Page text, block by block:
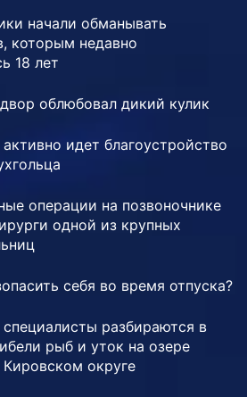
начали обманывать
которым недавно
18 лет
облюбовал дикий кулик
идет благоустройство
операции на позвоночнике
одной из крупных
себя во время отпуска?
разбираются в
рыб и уток на озере
округе